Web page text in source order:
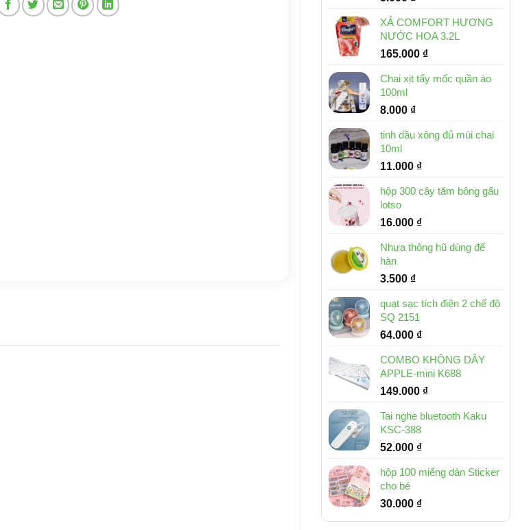
XẢ COMFORT HƯƠNG
NƯỚC HOA 3.2L
165.000 ₫
Chai xịt tẩy mốc quần áo
100ml
8.000 ₫
tinh dầu xông đủ mùi chai
10ml
11.000 ₫
hộp 300 cây tăm bông gấu
lotso
16.000 ₫
Nhựa thông hũ dùng để
hàn
3.500 ₫
quạt sạc tích điện 2 chế độ
SQ 2151
64.000 ₫
COMBO KHÔNG DÂY
APPLE-mini K688
149.000 ₫
Tai nghe bluetooth Kaku
KSC-388
52.000 ₫
hộp 100 miếng dán Sticker
cho bé
30.000 ₫